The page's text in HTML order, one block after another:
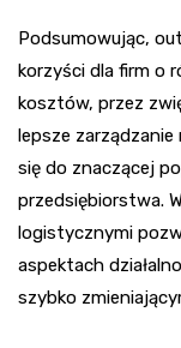
Podsumowując,
korzyści dla firm o
kosztów, przez
lepsze
się do znaczącej
przedsiębiorstwa.
logistycznymi
aspektach
szybko